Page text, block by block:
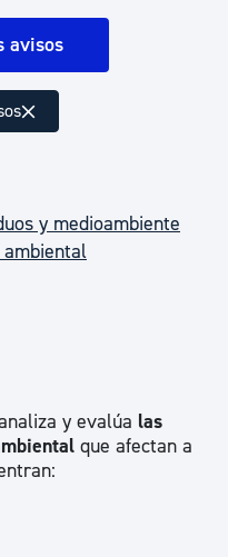
avisos
y medioambiente
ambiental
y evalúa las
que afectan a